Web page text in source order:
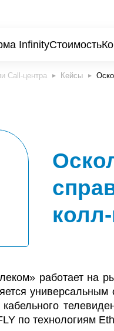
InfinityСтоимость
Кейсы
работает на
по технологиям